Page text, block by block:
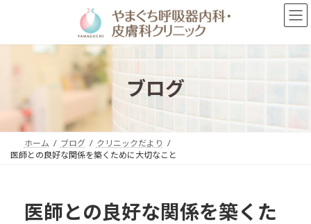
ン
プ
ー
動
ブログ
ホーム ブログ
クリニックだより
医師との良好な関係を築くために大切なこと
医師との良好な関係を築くた